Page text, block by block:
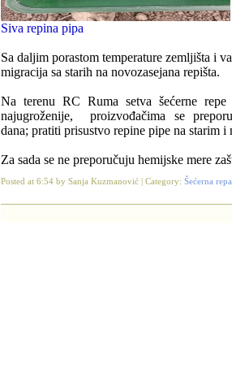
Siva repina pipa
Sa daljim porastom temperature zemljišta i
migracija sa starih na novozasejana repišta.
Na terenu RC Ruma setva šećerne
najugroženije, proizvođačima se
dana; pratiti prisustvo repine pipe na starim
Za sada se ne preporučuju hemijske mere
Posted at 6:54 by Sanja Kuzmanović | Category: Šećerna repa